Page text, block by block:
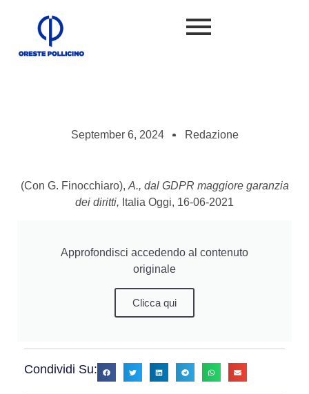
September 6, 2024 Redazione
(Con G. Finocchiaro), A., dal GDPR maggiore garanzia
dei diritti, Italia Oggi, 16-06-2021
Approfondisci accedendo al contenuto
originale
Clicca qui
Condividi Su: